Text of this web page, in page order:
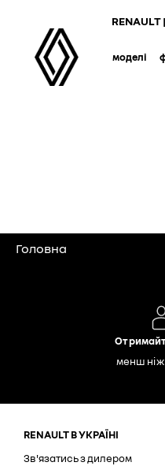
content
RENAULT |
моделі
Головна
менш ніж
RENAULT В УКРАЇНІ
Зв'язатись з дилером